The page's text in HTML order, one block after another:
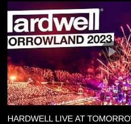
HARDWELL LIVE AT